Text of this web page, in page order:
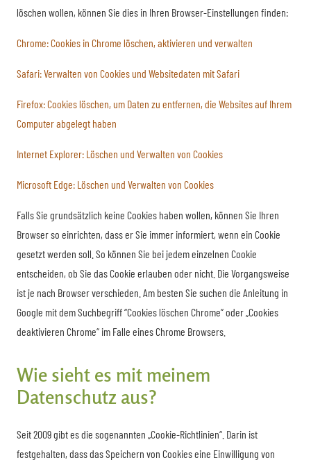
löschen wollen, können Sie dies in Ihren Browser-Einstellungen finden:
Chrome: Cookies in Chrome löschen, aktivieren und verwalten
Safari: Verwalten von Cookies und Websitedaten mit Safari
Firefox: Cookies löschen, um Daten zu entfernen, die Websites auf Ihrem
Computer abgelegt haben
Internet Explorer: Löschen und Verwalten von Cookies
Microsoft Edge: Löschen und Verwalten von Cookies
Falls Sie grundsätzlich keine Cookies haben wollen, können Sie Ihren
Browser so einrichten, dass er Sie immer informiert, wenn ein Cookie
gesetzt werden soll. So können Sie bei jedem einzelnen Cookie
entscheiden, ob Sie das Cookie erlauben oder nicht. Die Vorgangsweise
ist je nach Browser verschieden. Am besten Sie suchen die Anleitung in
Google mit dem Suchbegriff “Cookies löschen Chrome” oder „Cookies
deaktivieren Chrome“ im Falle eines Chrome Browsers.
Wie sieht es mit meinem
Datenschutz aus?
Seit 2009 gibt es die sogenannten „Cookie-Richtlinien“. Darin ist
festgehalten, dass das Speichern von Cookies eine Einwilligung von